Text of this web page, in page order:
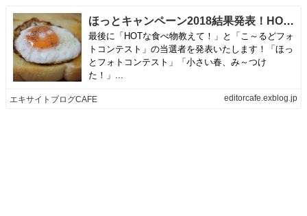
ほっとキャンペーン2018結果発表！HOTな食べ物教えて！・こ～るどフォトコンテスト編 | エキサイトブログCAFE
最後に「HOTな食べ物教えて！」と「こ～るどフォ
トコンテスト」の当選者を発表いたします！「ほっ
とフォトコンテスト」「小さい春、み～つけ
た！」...
エキサイトブログCAFE editorcafe.exblog.jp